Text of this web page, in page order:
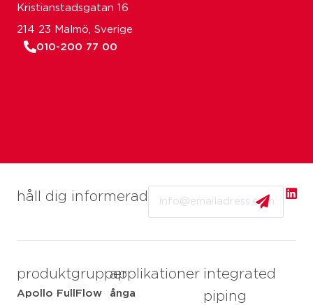
håll dig informerad
produktgrupper
Apollo FullFlow
applikationer
ånga
integrated
piping
Kristianstadsgatan 16
214 23 Malmö, Sverige
010-200 77 00